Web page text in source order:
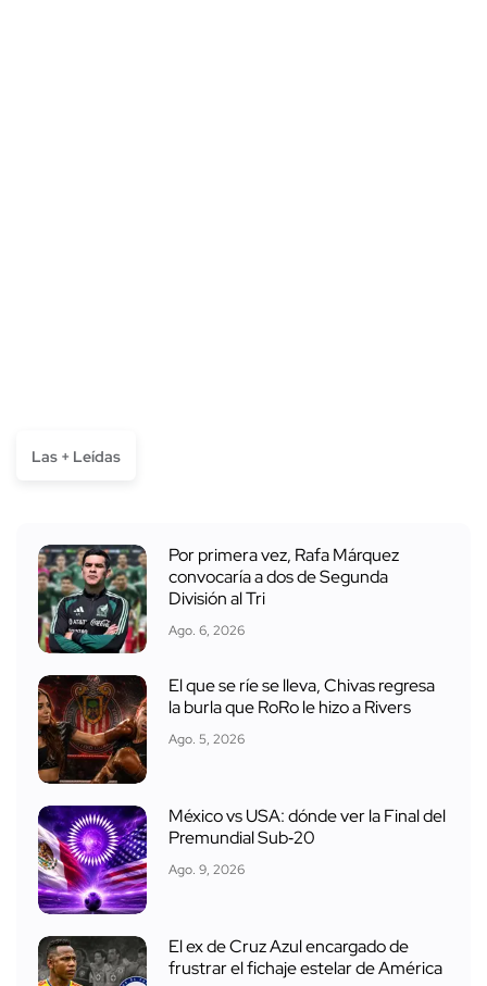
Las + Leídas
Por primera vez, Rafa Márquez
convocaría a dos de Segunda
División al Tri
Ago. 6, 2026
El que se ríe se lleva, Chivas regresa
la burla que RoRo le hizo a Rivers
Ago. 5, 2026
México vs USA: dónde ver la Final del
Premundial Sub‑20
Ago. 9, 2026
El ex de Cruz Azul encargado de
frustrar el fichaje estelar de América